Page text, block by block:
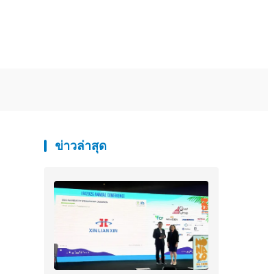
ข่าวล่าสุด